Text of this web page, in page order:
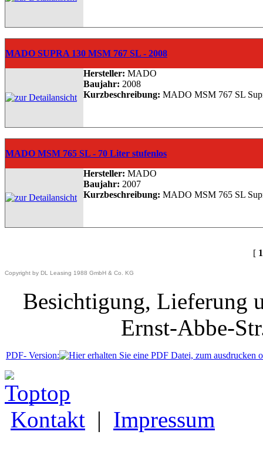
MADO SUPRA 130 MSM 767 SL - 2008
Hersteller: MADO
Baujahr: 2008
Kurzbeschreibung: MADO MSM 767 SL
MADO MSM 765 SL - 70 Liter stufenlos
Hersteller: MADO
Baujahr: 2007
Kurzbeschreibung: MADO MSM 765 SL
[ 1
Copyright by DL Leasing 1988 GmbH & Co. KG
Besichtigung, Lieferung
Ernst-Abbe-
PDF- Version:
_top
Kontakt | Impressum